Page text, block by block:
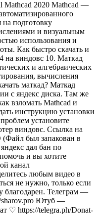
Mathcad 2020 Mathcad —
на подготовку
и визуальным
использования и
Как быстро скачать и
на виндовс 10. Маткад
и алгебраических
вычисления
маткад? Маткад
с яндекс диска. Там же
взломать Mathcad и
инструкцию установки
установите
виндовс. Ссылка на
был запакован в
дал бан по
и вы хотите
канал
любым видео в
не нужно, только если
благодарен. Телеграм —
sharov.pro Ютуб —
♡ https://telegra.ph/Donat-